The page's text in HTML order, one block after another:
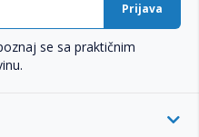
Prijava
se sa praktičnim